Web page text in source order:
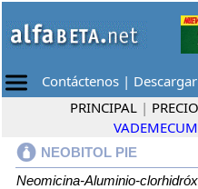
Contáctenos | Descargar
PRINCIPAL |
VADEMECUM
NEOBITOL PIE
Neomicina-Aluminio-